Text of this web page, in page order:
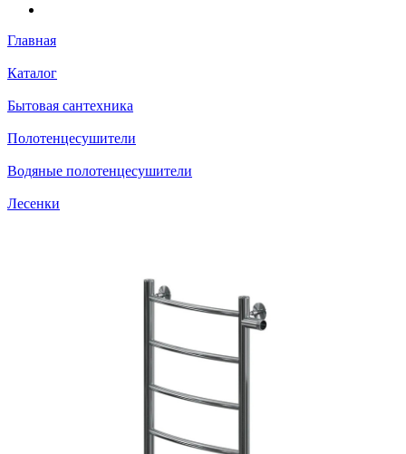
Главная
Каталог
Бытовая сантехника
Полотенцесушители
Водяные полотенцесушители
Лесенки